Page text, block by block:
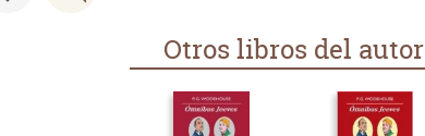
Otros libros del autor